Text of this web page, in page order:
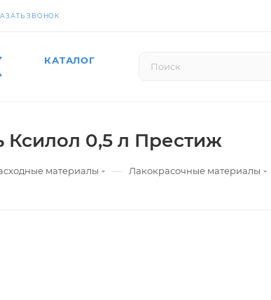
ЗВОНОК
КАТАЛОГ
Ксилол 0,5 л Престиж
материалы — Лакокрасочные материалы